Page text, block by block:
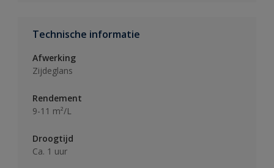
Technische informatie
Afwerking
Zijdeglans
Rendement
9-11 m²/L
Droogtijd
Ca. 1 uur